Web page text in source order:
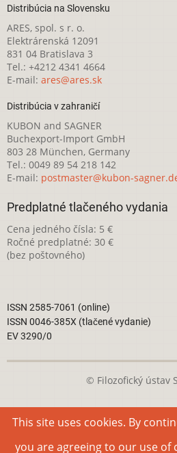
Distribúcia na Slovensku
ARES, spol. s r. o.
Elektrárenská 12091
831 04 Bratislava 3
Tel.: +4212 4341 4664
E-mail: ares@ares.sk
Distribúcia v zahraničí
KUBON and SAGNER
Buchexport-Import GmbH
803 28 München, Germany
Tel.: 0049 89 54 218 142
E-mail: postmaster@kubon-
Predplatné tlačeného vydania
Cena jedného čísla: 5 €
Ročné predplatné: 30 €
(bez poštovného)
ISSN 2585-7061 (online)
ISSN 0046-385X (tlačené vydanie)
EV 3290/0
© Filozofický ústav
Táto webová stránka je
Attribution-NonCommercial
This site uses cookies. By
you are agreeing to our use of